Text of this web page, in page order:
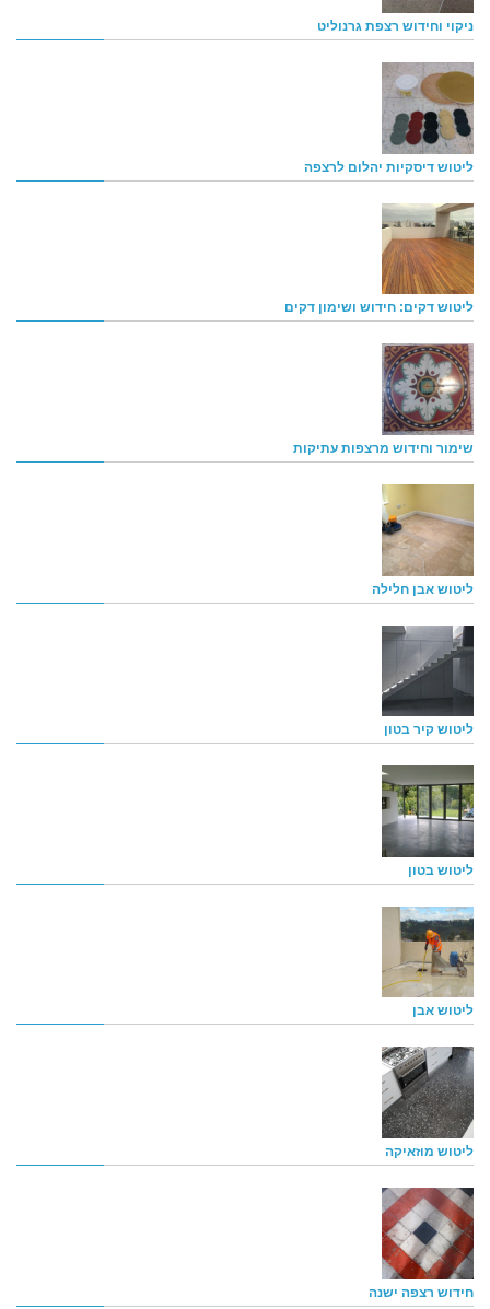
ניקוי וחידוש רצפת גרנוליט
ליטוש דיסקיות יהלום לרצפה
ליטוש דקים: חידוש ושימון דקים
שימור וחידוש מרצפות עתיקות
ליטוש אבן חלילה
ליטוש קיר בטון
ליטוש בטון
ליטוש אבן
ליטוש מוזאיקה
חידוש רצפה ישנה